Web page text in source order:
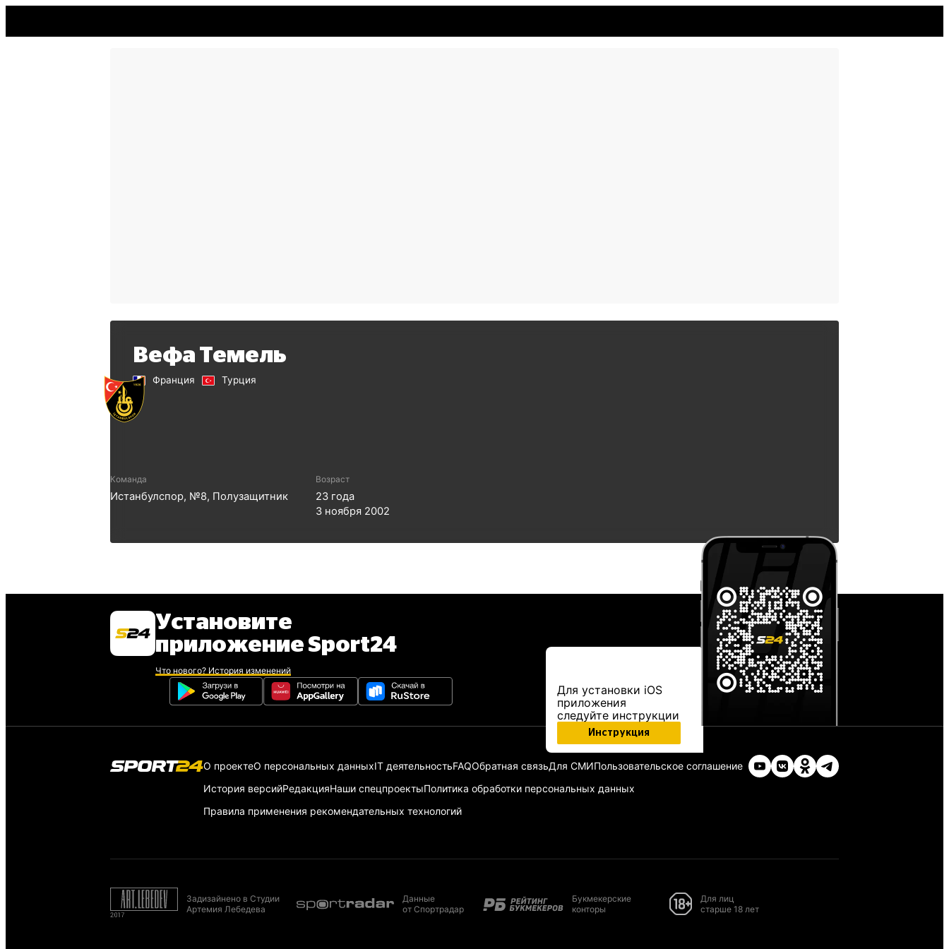
Вефа Темель
Франция Турция
Команда
Истанбулспор, №8, Полузащитник
Возраст
23 года
3 ноября 2002
Установите
приложение Sport24
Что нового? История изменений
Для установки iOS
приложения
следуйте инструкции
Инструкция
О проектеО персональных данныхIT деятельностьFAQОбратная связьДля СМИПользовательское соглашение
История версийРедакцияНаши спецпроектыПолитика обработки персональных данных
Правила применения рекомендательных технологий
Задизайнено в Студии
Артемия Лебедева
Данные
от Спортрадар
Букмекерские
конторы
Для лиц
старше 18 лет